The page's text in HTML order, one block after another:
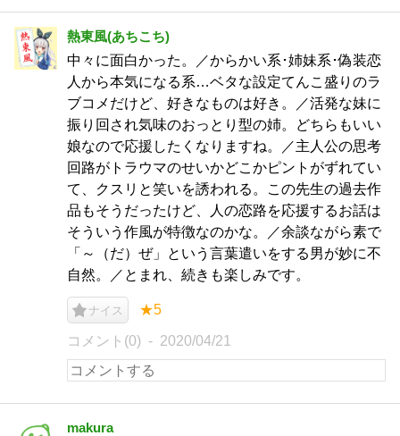
熱東風(あちこち)
中々に面白かった。／からかい系･姉妹系･偽装恋
人から本気になる系…ベタな設定てんこ盛りのラ
ブコメだけど、好きなものは好き。／活発な妹に
振り回され気味のおっとり型の姉。どちらもいい
娘なので応援したくなりますね。／主人公の思考
回路がトラウマのせいかどこかピントがずれてい
て、クスリと笑いを誘われる。この先生の過去作
品もそうだったけど、人の恋路を応援するお話は
そういう作風が特徴なのかな。／余談ながら素で
「～（だ）ぜ」という言葉遣いをする男が妙に不
自然。／とまれ、続きも楽しみです。
ナイス ★5
コメント(0) 2020/04/21
makura